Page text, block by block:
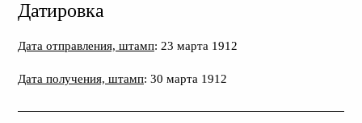
Датировка
Дата отправления, штамп: 23 марта 1912
Дата получения, штамп: 30 марта 1912